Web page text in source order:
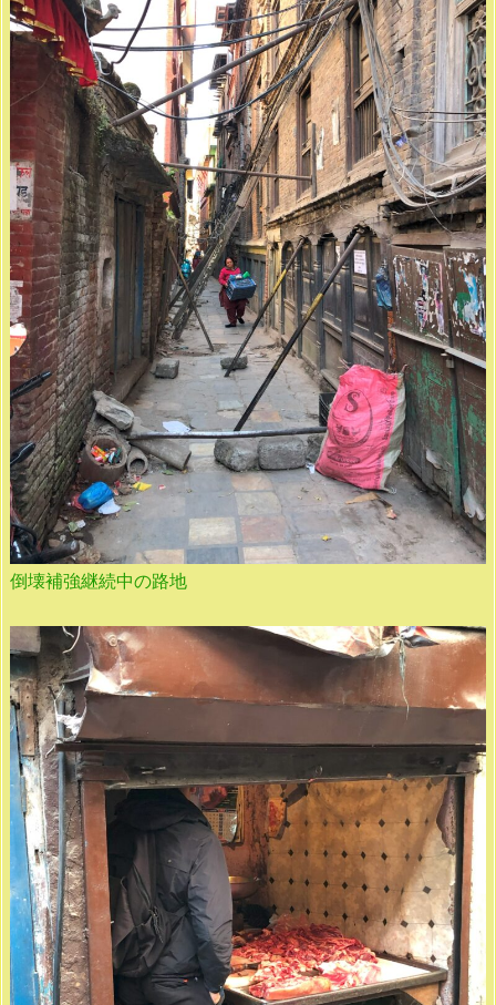
倒壊補強継続中の路地